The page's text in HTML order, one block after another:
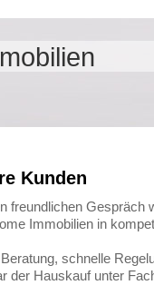
Kunden
freundlichen Gespräch
Immobilien in
schnelle
der Hauskauf unter